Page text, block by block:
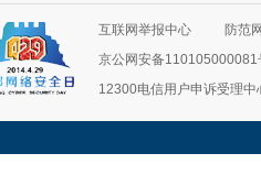
互联网举报中心
防范
京公网安备110105000081
12300电信用户申诉受理中